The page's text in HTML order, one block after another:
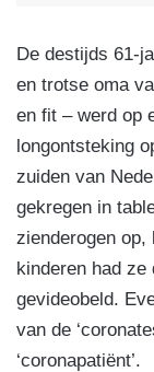
De destijds 61-
en trotse oma
en fit – werd op
longontsteking
zuiden van
gekregen in
zienderogen
kinderen had ze
gevideobeld.
van de
‘coronapatiënt’.